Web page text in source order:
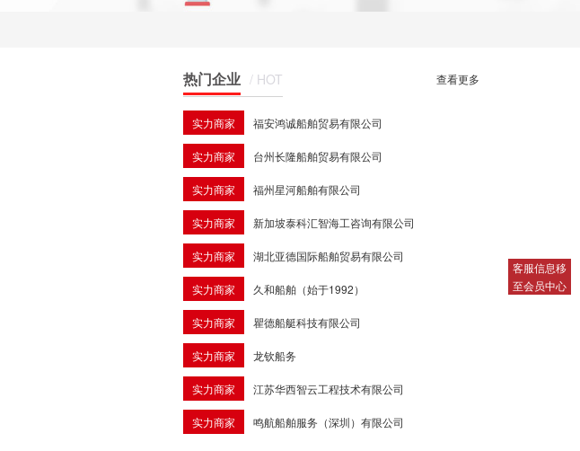
客服信息移
至会员中心
热门企业 / HOT 查看更多
实力商家 福安鸿诚船舶贸易有限公司
实力商家 台州长隆船舶贸易有限公司
实力商家 福州星河船舶有限公司
实力商家 新加坡泰科汇智海工咨询有限公司
实力商家 湖北亚德国际船舶贸易有限公司
实力商家 久和船舶（始于1992）
实力商家 瞿德船艇科技有限公司
实力商家 龙钦船务
实力商家 江苏华西智云工程技术有限公司
实力商家 鸣航船舶服务（深圳）有限公司